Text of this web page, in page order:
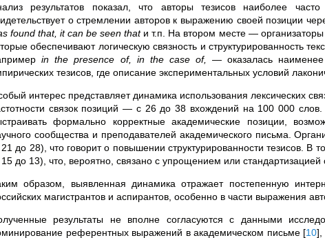
результатов показал, что авторы тезисов наиболее
о стремлении авторов к выражению своей позиции
found that, it can be seen thatи т.п. На втором месте — организаторы
обеспечивают логическую связность и структурированность
in the presence of, in the case of,
— оказалась наименее
тезисов, где описание экспериментальных условий
интерес представляет динамика использования лексических
связок позиций — с 26 до 38 вхождений на 100 000
формально корректные академические позиции,
сообщества и преподавателей академического письма.
до 28), что говорит о повышении структурированности тезисов.
до 13), что, вероятно, связано с упрощением или стандартизацией
образом, выявленная динамика отражает постепенную
магистрантов и аспирантов, особенно в части выражения
результаты не вполне согласуются с данными
референтных выражений в академическом письме [10]